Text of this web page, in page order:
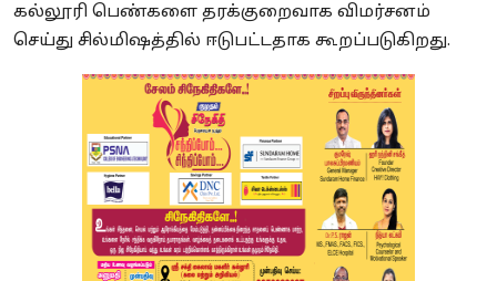
கல்லூரி பெண்களை தரக்குறைவாக விமர்சனம்
செய்து சில்மிஷத்தில் ஈடுபட்டதாக கூறப்படுகிறது.